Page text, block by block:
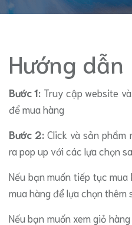
Hướng dẫn
Bước 1: Truy cập website
để mua hàng
Bước 2: Click và sản phẩm
ra pop up với các lựa chọn
Nếu bạn muốn tiếp tục
mua hàng để lựa chọn thêm
Nếu bạn muốn xem giỏ